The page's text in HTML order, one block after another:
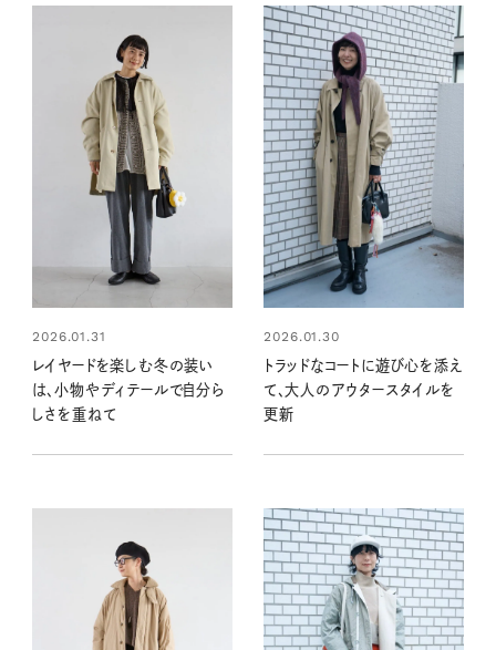
2026.01.31
レイヤードを楽しむ冬の装い
は、小物やディテールで自分ら
しさを重ねて
2026.01.30
トラッドなコートに遊び心を添え
て、大人のアウタースタイルを
更新